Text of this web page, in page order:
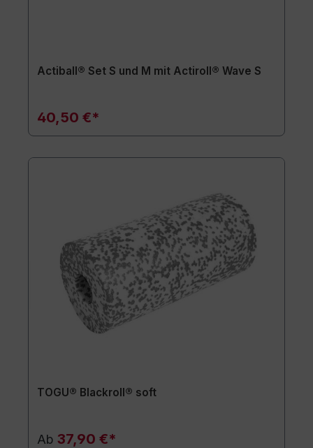
Actiball® Set S und M mit Actiroll® Wave S
40,50 €*
TOGU® Blackroll® soft
Ab 37,90 €*